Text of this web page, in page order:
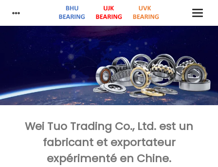
Wei Tuo Trading Co., Ltd. est un
fabricant et exportateur
expérimenté en Chine.